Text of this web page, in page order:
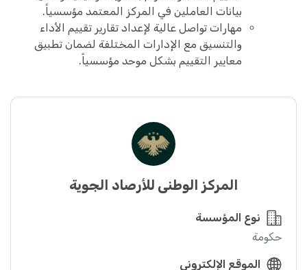
بيانات العاملين في المركز المعتمد مؤسسياً.
مهارات تواصل عالية لإعداد تقارير تقييم الأداء
والتنسيق مع الإدارات المختلفة لضمان تطبيق
معايير التقييم بشكل موحد مؤسسياً.
المركز الوطني للأرصاد الجوية
نوع المؤسسة
حكومة
الموقع الإلكتروني